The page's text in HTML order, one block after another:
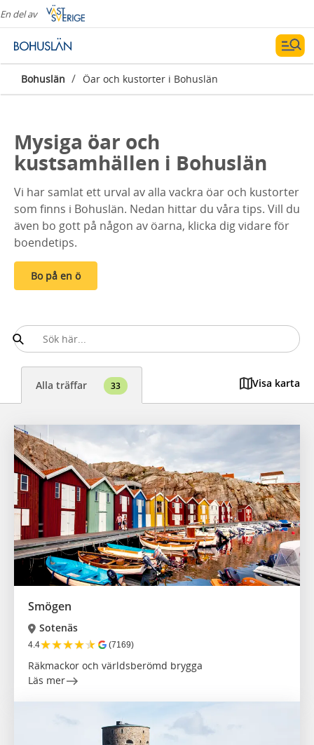
En del av
Bohuslän / Öar och kustorter i Bohuslän
Mysiga öar och
kustsamhällen i Bohuslän
Vi har samlat ett urval av alla vackra öar och kustorter
som finns i Bohuslän. Nedan hittar du våra tips. Vill du
även bo gott på någon av öarna, klicka dig vidare för
boendetips.
Bo på en ö
Alla träffar 33 Visa karta
Smögen
Sotenäs
4.4★★★★★ (7169)
Räkmackor och världsberömd brygga
Läs mer